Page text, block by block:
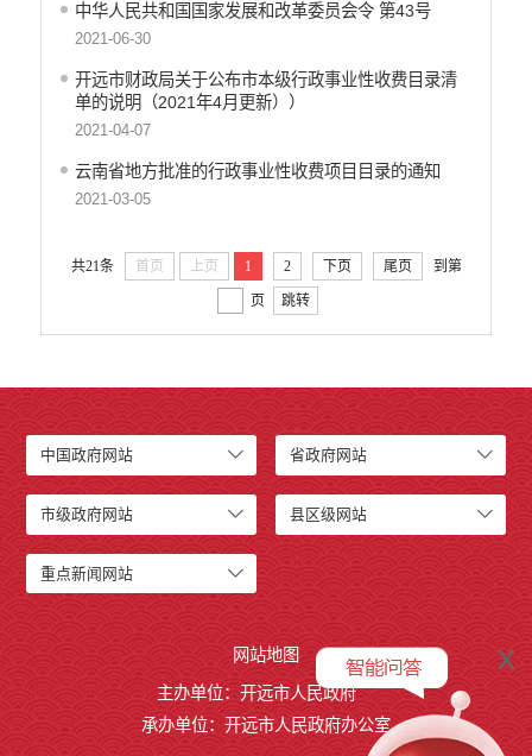
中华人民共和国国家发展和改革委员会令 第43号
2021-06-30
开远市财政局关于公布市本级行政事业性收费目录清
单的说明（2021年4月更新））
2021-04-07
云南省地方批准的行政事业性收费项目目录的通知
2021-03-05
共21条 首页 上页 1 2 下页 尾页 到第
页 跳转
中国政府网站 省政府网站
市级政府网站 县区级网站
重点新闻网站
网站地图
主办单位：开远市人民政府
承办单位：开远市人民政府办公室
x